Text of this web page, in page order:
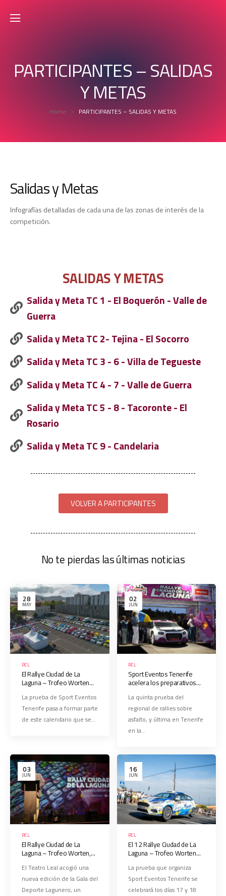
PARTICIPANTES – SALIDAS
Y METAS
Home PARTICIPANTES – SALIDAS Y METAS
Salidas y Metas
Infografías detalladas de cada una de las zonas de interés de la
competición.
SALIDAS Y METAS
Salida y Meta TC 1 - El Boquerón - Valle de
Guerra
Salida y Meta TC 2- Tejina - El Socorro
Salida y Meta TC 3 - 6 - Villa de Tegueste
Salida y Meta TC 4 - 7 - Valle de Guerra
Salida y Meta TC 5 - 8 - Tacoronte - El
Rosario
Salida y Meta TC 9 - Candelaria
VOLVER A PARTICIPANTES
No te pierdas las últimas noticias
28
MAY
RCL
El Rallye Ciudad de La
Laguna – Trofeo Worten
Iberian Rallye Trophy
La prueba de Sport Eventos
Tenerife pasa a formar parte
de este calendario que se…
02
JUN
RCL
Sport Eventos Tenerife
acelera los preparativos
Laguna – Trofeo Worten
La quinta prueba del
regional de rallies sobre
asfalto, y última en Tenerife
en la…
03
JUN
RCL
El Rallye Ciudad de La
Laguna – Trofeo Worten,
Deportivo’ en la Gala del
Deporte Lagunero 2026
El Teatro Leal acogió una
nueva edición de la Gala del
Deporte Lagunero, un
16
JUN
RCL
El 12 Rallye Ciudad de La
Laguna – Trofeo Worten
su recorrido.
La prueba que organiza
Sport Eventos Tenerife se
celebrará los días 17 y 18